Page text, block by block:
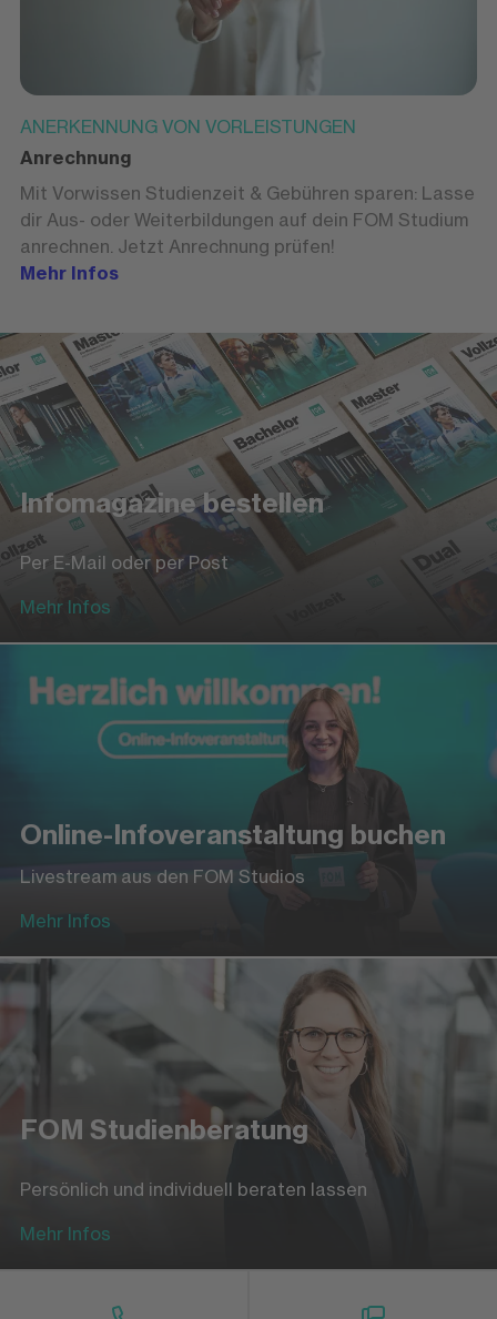
ANERKENNUNG VON VORLEISTUNGEN
Anrechnung
Mit Vorwissen Studienzeit & Gebühren sparen: Lasse
dir Aus- oder Weiterbildungen auf dein FOM Studium
anrechnen. Jetzt Anrechnung prüfen!
Mehr Infos
Infomagazine bestellen
Per E-Mail oder per Post
Mehr Infos
Online-Infoveranstaltung buchen
Livestream aus den FOM Studios
Mehr Infos
FOM Studienberatung
Persönlich und individuell beraten lassen
Mehr Infos